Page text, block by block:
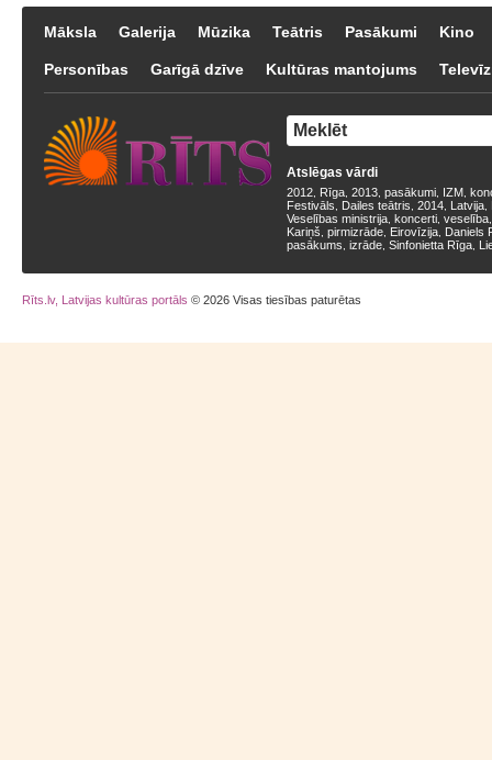
Māksla Galerija Mūzika Teātris Pasākumi Kino
Personības Garīgā dzīve Kultūras mantojums
Atslēgas vārdi
2012 Rīga 2013 pasākumi IZM
Festivāls
Dailes teātris 2014 Latvija
Veselības ministrija koncerti veselība
Kariņš pirmizrāde Eirovīzija Daniels
pasākums izrāde Sinfonietta Rīga
Rīts.lv, Latvijas kultūras portāls © 2026 Visas tiesības paturētas